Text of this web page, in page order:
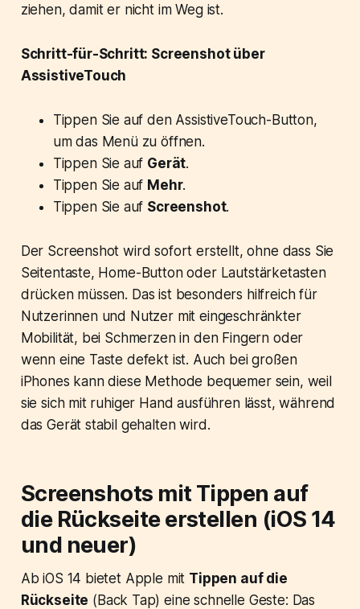
ziehen, damit er nicht im Weg ist.
Schritt-für-Schritt: Screenshot über
AssistiveTouch
Tippen Sie auf den AssistiveTouch-Button,
um das Menü zu öffnen.
Tippen Sie auf Gerät.
Tippen Sie auf Mehr.
Tippen Sie auf Screenshot.
Der Screenshot wird sofort erstellt, ohne dass Sie
Seitentaste, Home-Button oder Lautstärketasten
drücken müssen. Das ist besonders hilfreich für
Nutzerinnen und Nutzer mit eingeschränkter
Mobilität, bei Schmerzen in den Fingern oder
wenn eine Taste defekt ist. Auch bei großen
iPhones kann diese Methode bequemer sein, weil
sie sich mit ruhiger Hand ausführen lässt, während
das Gerät stabil gehalten wird.
Screenshots mit Tippen auf
die Rückseite erstellen (iOS 14
und neuer)
Ab iOS 14 bietet Apple mit Tippen auf die
Rückseite (Back Tap) eine schnelle Geste: Das